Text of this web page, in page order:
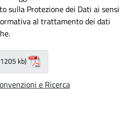
sulla Protezione dei Dati ai sensi
al trattamento dei dati
kb)
e Ricerca